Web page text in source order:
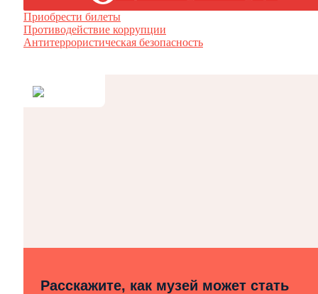
Приобрести билеты
Противодействие коррупции
Антитеррористическая безопасность
Расскажите, как музей может стать